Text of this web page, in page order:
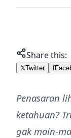
Share this:
𝕏Twitter f
Penasaran
ketahuan?
gak main-